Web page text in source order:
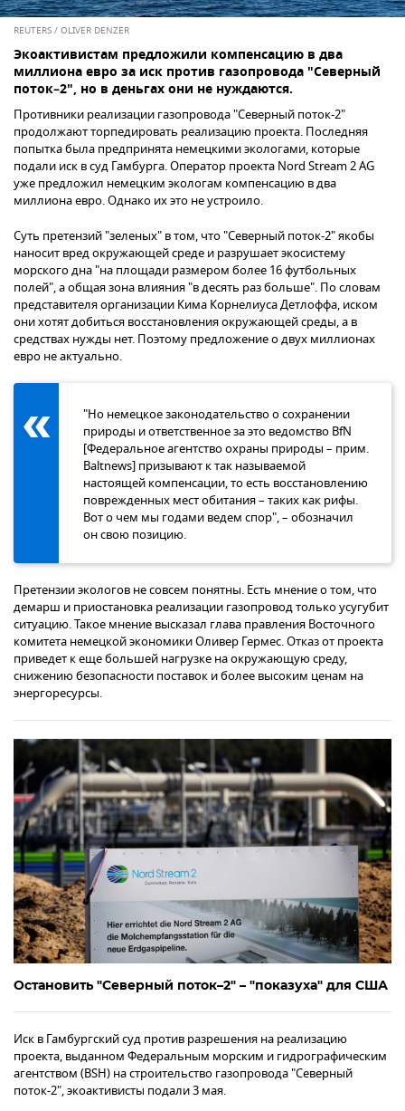
REUTERS / OLIVER DENZER
Экоактивистам предложили компенсацию в два
миллиона евро за иск против газопровода "Северный
поток–2", но в деньгах они не нуждаются.
Противники реализации газопровода "Северный поток-2"
продолжают торпедировать реализацию проекта. Последняя
попытка была предпринята немецкими экологами, которые
подали иск в суд Гамбурга. Оператор проекта Nord Stream 2 AG
уже предложил немецким экологам компенсацию в два
миллиона евро. Однако их это не устроило.
Суть претензий "зеленых" в том, что "Северный поток-2" якобы
наносит вред окружающей среде и разрушает экосистему
морского дна "на площади размером более 16 футбольных
полей", а общая зона влияния "в десять раз больше". По словам
представителя организации Кима Корнелиуса Детлоффа, иском
они хотят добиться восстановления окружающей среды, а в
средствах нужды нет. Поэтому предложение о двух миллионах
евро не актуально.
"Но немецкое законодательство о сохранении
природы и ответственное за это ведомство BfN
[Федеральное агентство охраны природы – прим.
Baltnews] призывают к так называемой
настоящей компенсации, то есть восстановлению
поврежденных мест обитания – таких как рифы.
Вот о чем мы годами ведем спор", – обозначил
он свою позицию.
Претензии экологов не совсем понятны. Есть мнение о том, что
демарш и приостановка реализации газопровод только усугубит
ситуацию. Такое мнение высказал глава правления Восточного
комитета немецкой экономики Оливер Гермес. Отказ от проекта
приведет к еще большей нагрузке на окружающую среду,
снижению безопасности поставок и более высоким ценам на
энергоресурсы.
Остановить "Северный поток–2" – "показуха" для США
Иск в Гамбургский суд против разрешения на реализацию
проекта, выданном Федеральным морским и гидрографическим
агентством (BSH) на строительство газопровода "Северный
поток-2", экоактивисты подали 3 мая.